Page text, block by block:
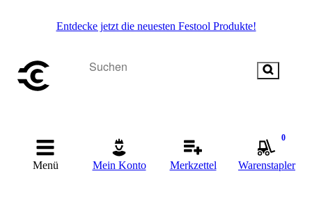
Entdecke jetzt die neuesten Festool Produkte!
Menü Mein Konto Merkzettel
0
Warenstapler